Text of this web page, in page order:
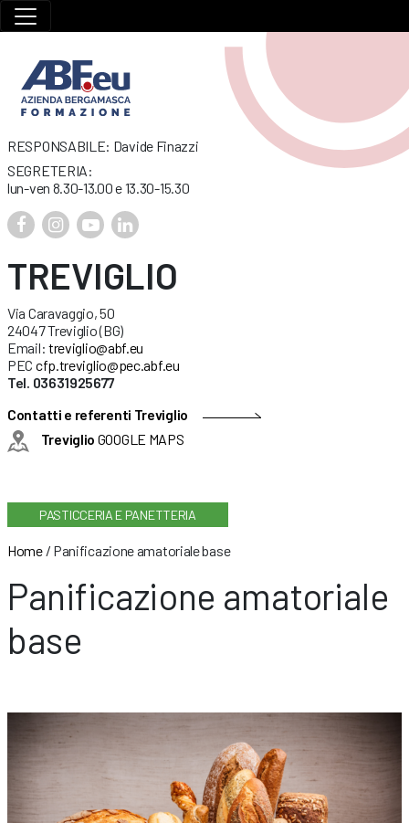
RESPONSABILE: Davide Finazzi
SEGRETERIA:
lun-ven 8.30-13.00 e 13.30-15.30
TREVIGLIO
Via Caravaggio, 50
24047 Treviglio (BG)
Email: treviglio@abf.eu
PEC cfp.treviglio@pec.abf.eu
Tel. 03631925677
Contatti e referenti Treviglio
Treviglio GOOGLE MAPS
PASTICCERIA E PANETTERIA
Home/ Panificazione amatoriale base
Panificazione amatoriale
base